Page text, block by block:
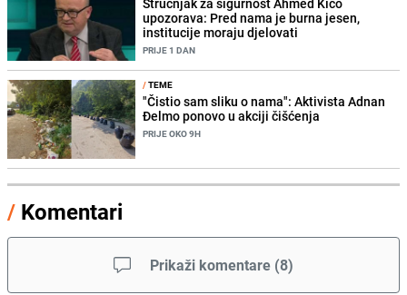
upozorava: Pred nama je burna jesen,
institucije moraju djelovati
PRIJE 1 DAN
/TEME
"Čistio sam sliku o nama": Aktivista Adnan
Đelmo ponovo u akciji čišćenja
PRIJE OKO 9H
/ Komentari
Prikaži komentare (8)